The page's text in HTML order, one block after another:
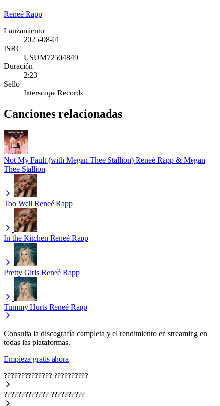
Reneé Rapp
Lanzamiento
2025-08-01
ISRC
USUM72504849
Duración
2:23
Sello
Interscope Records
Canciones relacionadas
Not My Fault (with Megan Thee Stallion) Reneé Rapp & Megan
Thee Stallion
Too Well Reneé Rapp
In the Kitchen Reneé Rapp
Pretty Girls Reneé Rapp
Tummy Hurts Reneé Rapp
Consulta la discografía completa y el rendimiento en streaming en
todas las plataformas.
Empieza gratis ahora
?????????????? ??????????
????????????? ??????????